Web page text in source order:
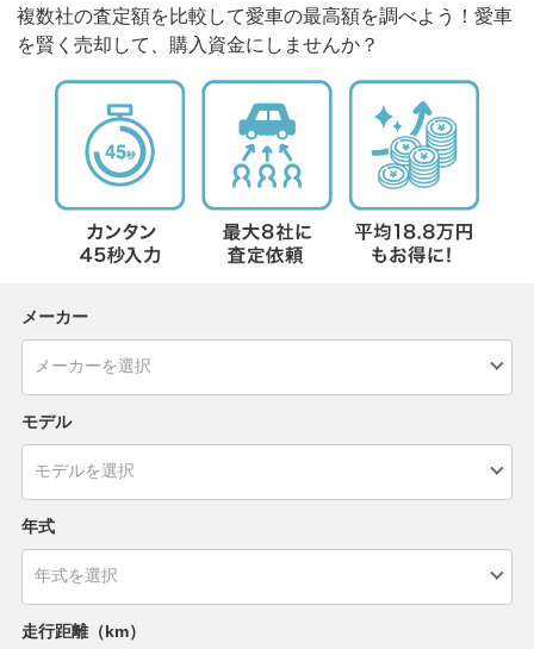
複数社の査定額を比較して愛車の最高額を調べよう！愛車
を賢く売却して、購入資金にしませんか？
メーカー
モデル
年式
走行距離（km）